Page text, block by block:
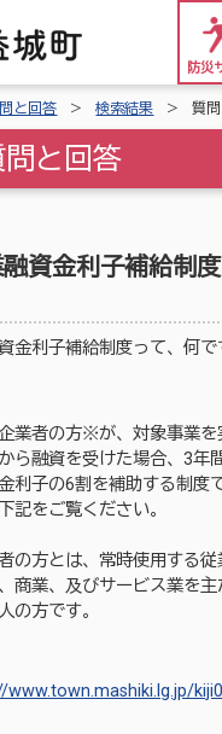
防災
と回答 検索結果 質
と回答
資金利子補給制
金利子補給制度って、何で
業者の方※が、対象事業を
ら融資を受けた場合、3年
利子の6割を補助する制度で
記をご覧ください。
の方とは、常時使用する従
商業、及びサービス業を
の方です。
www.town.mashiki.lg.jp/